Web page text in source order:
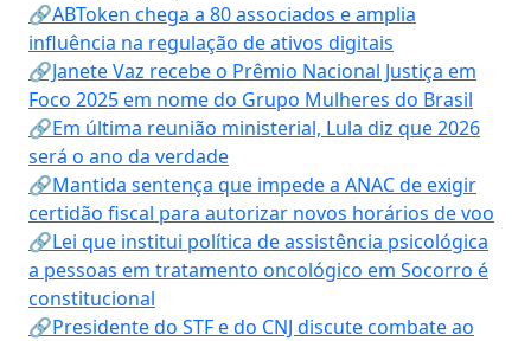
🔗ABToken chega a 80 associados e amplia
influência na regulação de ativos digitais
🔗Janete Vaz recebe o Prêmio Nacional Justiça em
Foco 2025 em nome do Grupo Mulheres do Brasil
🔗Em última reunião ministerial, Lula diz que 2026
será o ano da verdade
🔗Mantida sentença que impede a ANAC de exigir
certidão fiscal para autorizar novos horários de voo
🔗Lei que institui política de assistência psicológica
a pessoas em tratamento oncológico em Socorro é
constitucional
🔗Presidente do STF e do CNJ discute combate ao